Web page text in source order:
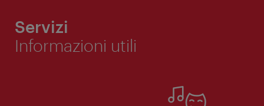
Servizi
Informazioni utili